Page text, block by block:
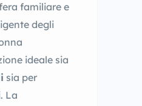
familiare e
degli
ideale sia
sia per
La